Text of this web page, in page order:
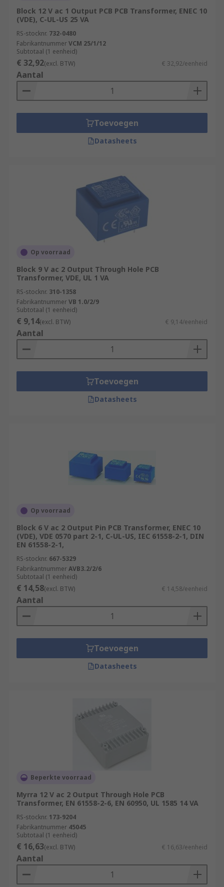
Block 12 V ac 1 Output PCB PCB Transformer, ENEC 10
(VDE), C-UL-US 25 VA
RS-stocknr. 732-0480
FabrikantnummerVCM 25/1/12
Subtotaal (1 eenheid)
€ 32,92(excl. BTW) € 32,92/eenheid
Aantal
Toevoegen
Datasheets
Op voorraad
Block 9 V ac 2 Output Through Hole PCB
Transformer, VDE, UL 1 VA
RS-stocknr. 310-1358
FabrikantnummerVB 1.0/2/9
Subtotaal (1 eenheid)
€ 9,14(excl. BTW) € 9,14/eenheid
Aantal
Toevoegen
Datasheets
Op voorraad
Block 6 V ac 2 Output Pin PCB Transformer, ENEC 10
(VDE), VDE 0570 part 2-1, C-UL-US, IEC 61558-2-1, DIN
EN 61558-2-1,
RS-stocknr. 667-5329
FabrikantnummerAVB3.2/2/6
Subtotaal (1 eenheid)
€ 14,58(excl. BTW) € 14,58/eenheid
Aantal
Toevoegen
Datasheets
Beperkte voorraad
Myrra 12 V ac 2 Output Through Hole PCB
Transformer, EN 61558-2-6, EN 60950, UL 1585 14 VA
RS-stocknr. 173-9204
Fabrikantnummer 45045
Subtotaal (1 eenheid)
€ 16,63(excl. BTW) € 16,63/eenheid
Aantal